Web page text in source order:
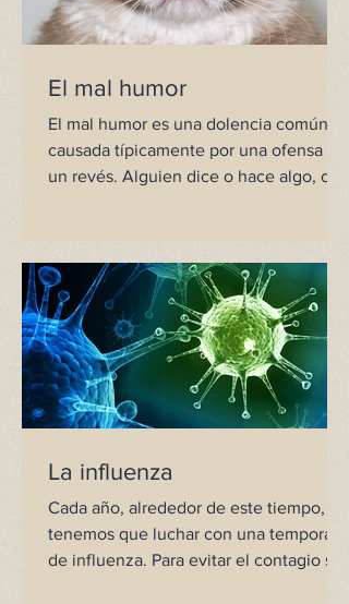
El mal humor
El mal humor es una dolencia común
causada típicamente por una ofensa o
un revés. Alguien dice o hace algo, o
La influenza
Cada año, alrededor de este tiempo,
tenemos que luchar con una temporada
de influenza. Para evitar el contagio se